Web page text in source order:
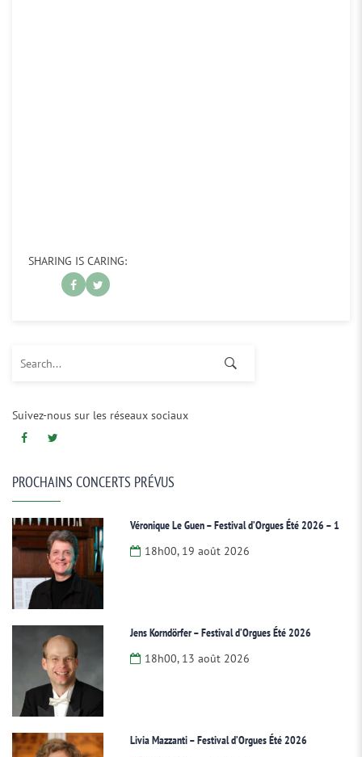
SHARING IS CARING:
Suivez-nous sur les réseaux sociaux
PROCHAINS CONCERTS PRÉVUS
Véronique Le Guen – Festival d’Orgues Été 2026 – 1
18h00, 19 août 2026
Jens Korndörfer – Festival d’Orgues Été 2026
18h00, 13 août 2026
Livia Mazzanti – Festival d’Orgues Été 2026